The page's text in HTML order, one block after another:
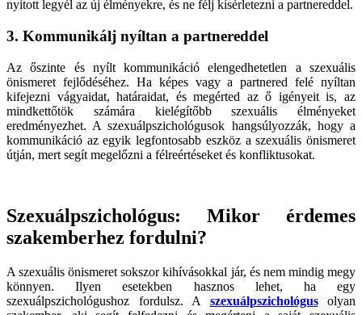
nyitott legyél az új élményekre, és ne félj kísérletezni a partnereddel.
3. Kommunikálj nyíltan a partnereddel
Az őszinte és nyílt kommunikáció elengedhetetlen a szexuális
önismeret fejlődéséhez. Ha képes vagy a partnered felé nyíltan
kifejezni vágyaidat, határaidat, és megérted az ő igényeit is, az
mindkettőtök számára kielégítőbb szexuális élményeket
eredményezhet. A szexuálpszichológusok hangsúlyozzák, hogy a
kommunikáció az egyik legfontosabb eszköz a szexuális önismeret
útján, mert segít megelőzni a félreértéseket és konfliktusokat.
Szexuálpszichológus: Mikor érdemes
szakemberhez fordulni?
A szexuális önismeret sokszor kihívásokkal jár, és nem mindig megy
könnyen. Ilyen esetekben hasznos lehet, ha egy
szexuálpszichológushoz fordulsz. A szexuálpszichológusolyan